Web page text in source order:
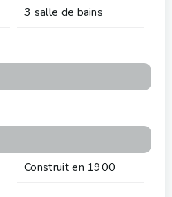
3 salle de bains
Construit en 1900